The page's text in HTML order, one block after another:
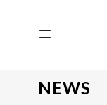
NEWS